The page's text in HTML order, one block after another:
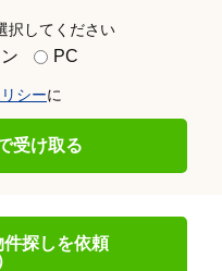
択してください
PC
シーに
受け取る
探しを依頼